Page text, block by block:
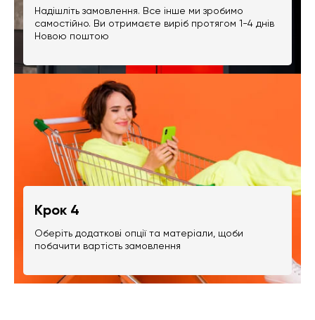
Надішліть замовлення. Все інше ми зробимо
самостійно. Ви отримаєте виріб протягом 1-4 днів
Новою поштою
Крок 4
Оберіть додаткові опції та матеріали, щоби
побачити вартість замовлення